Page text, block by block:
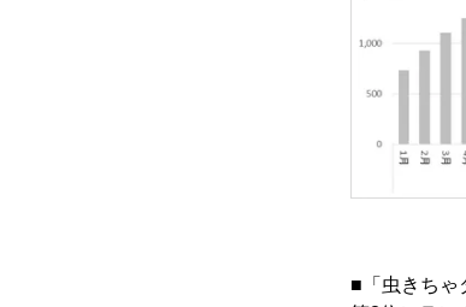
■「虫きちゃ